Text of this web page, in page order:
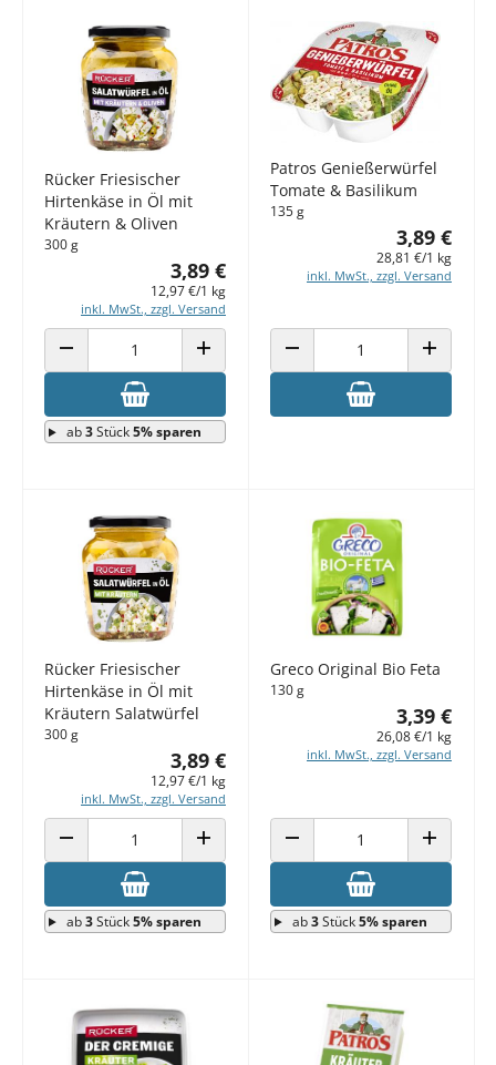
Rücker Friesischer
Hirtenkäse in Öl mit
Kräutern & Oliven
300 g
3,89 €
12,97 €/1 kg
inkl. MwSt., zzgl. Versand
ANZAHL VERRINGERN ANZAHL ERHÖHEN
ab3Stück5% sparen
Patros Genießerwürfel
Tomate & Basilikum
135 g
3,89 €
28,81 €/1 kg
inkl. MwSt., zzgl. Versand
ANZAHL VERRINGERN ANZAHL
Rücker Friesischer
Hirtenkäse in Öl mit
Kräutern Salatwürfel
300 g
3,89 €
12,97 €/1 kg
inkl. MwSt., zzgl. Versand
ANZAHL VERRINGERN ANZAHL ERHÖHEN
ab3Stück5% sparen
Greco Original Bio Feta
130 g
3,39 €
26,08 €/1 kg
inkl. MwSt., zzgl. Versand
ANZAHL VERRINGERN ANZAHL
ab3Stück5% sparen